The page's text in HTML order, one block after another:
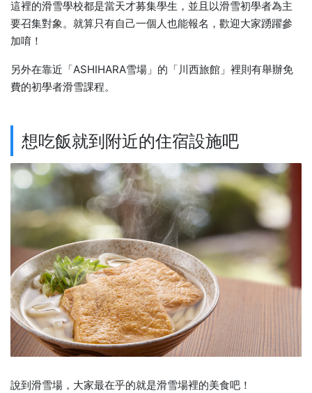
這裡的滑雪學校都是當天才募集學生，並且以滑雪初學者為主
要召集對象。就算只有自己一個人也能報名，歡迎大家踴躍參
加唷！
另外在靠近「ASHIHARA雪場」的「川西旅館」裡則有舉辦免
費的初學者滑雪課程。
想吃飯就到附近的住宿設施吧
說到滑雪場，大家最在乎的就是滑雪場裡的美食吧！